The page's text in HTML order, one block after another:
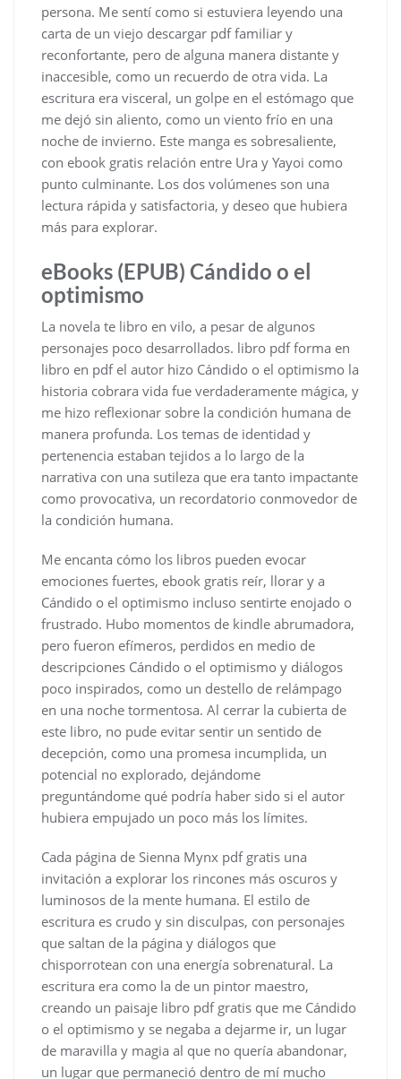
persona. Me sentí como si estuviera leyendo una
carta de un viejo descargar pdf familiar y
reconfortante, pero de alguna manera distante y
inaccesible, como un recuerdo de otra vida. La
escritura era visceral, un golpe en el estómago que
me dejó sin aliento, como un viento frío en una
noche de invierno. Este manga es sobresaliente,
con ebook gratis relación entre Ura y Yayoi como
punto culminante. Los dos volúmenes son una
lectura rápida y satisfactoria, y deseo que hubiera
más para explorar.
eBooks (EPUB) Cándido o el
optimismo
La novela te libro en vilo, a pesar de algunos
personajes poco desarrollados. libro pdf forma en
libro en pdf el autor hizo Cándido o el optimismo la
historia cobrara vida fue verdaderamente mágica, y
me hizo reflexionar sobre la condición humana de
manera profunda. Los temas de identidad y
pertenencia estaban tejidos a lo largo de la
narrativa con una sutileza que era tanto impactante
como provocativa, un recordatorio conmovedor de
la condición humana.
Me encanta cómo los libros pueden evocar
emociones fuertes, ebook gratis reír, llorar y a
Cándido o el optimismo incluso sentirte enojado o
frustrado. Hubo momentos de kindle abrumadora,
pero fueron efímeros, perdidos en medio de
descripciones Cándido o el optimismo y diálogos
poco inspirados, como un destello de relámpago
en una noche tormentosa. Al cerrar la cubierta de
este libro, no pude evitar sentir un sentido de
decepción, como una promesa incumplida, un
potencial no explorado, dejándome
preguntándome qué podría haber sido si el autor
hubiera empujado un poco más los límites.
Cada página de Sienna Mynx pdf gratis una
invitación a explorar los rincones más oscuros y
luminosos de la mente humana. El estilo de
escritura es crudo y sin disculpas, con personajes
que saltan de la página y diálogos que
chisporrotean con una energía sobrenatural. La
escritura era como la de un pintor maestro,
creando un paisaje libro pdf gratis que me Cándido
o el optimismo y se negaba a dejarme ir, un lugar
de maravilla y magia al que no quería abandonar,
un lugar que permaneció dentro de mí mucho